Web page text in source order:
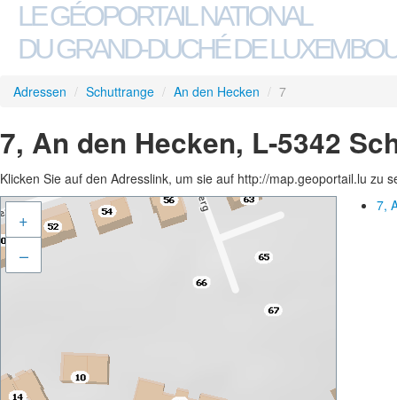
LE GÉOPORTAIL NATIONAL
DU GRAND-DUCHÉ DE
Adressen / Schuttrange / An den Hecken / 7
7, An den Hecken, L-5342
Klicken Sie auf den Adresslink, um sie auf http://map.geoportail.lu zu
+
–
7,